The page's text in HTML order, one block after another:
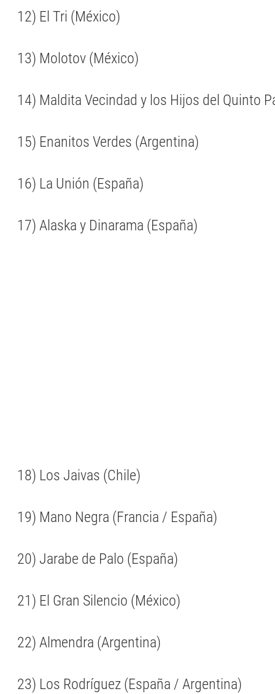
12) El Tri (México)
13) Molotov (México)
14) Maldita Vecindad y los Hijos del Quinto
15) Enanitos Verdes (Argentina)
16) La Unión (España)
17) Alaska y Dinarama (España)
18) Los Jaivas (Chile)
19) Mano Negra (Francia / España)
20) Jarabe de Palo (España)
21) El Gran Silencio (México)
22) Almendra (Argentina)
23) Los Rodríguez (España / Argentina)